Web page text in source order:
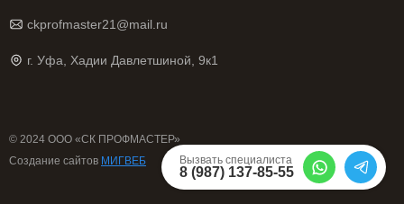
ckprofmaster21@mail.ru
г. Уфа, Хадии Давлетшиной, 9к1
© 2024 ООО «СК ПРОФМАСТЕР»
Cоздание сайтов МИГВЕБ Вызвать специалиста
8 (987) 137-85-55